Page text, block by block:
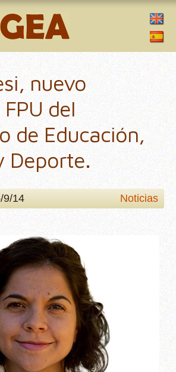
nuevo
del
de Educación,
Deporte.
9/14 Noticias